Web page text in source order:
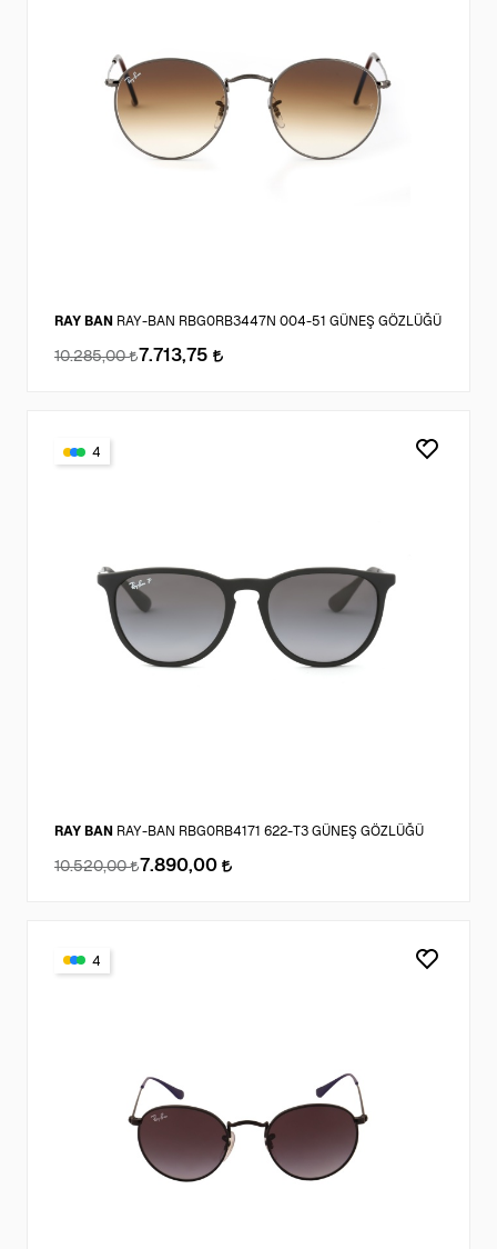
RAY BAN RAY-BAN RBG0RB3447N 004-51 GÜNEŞ GÖZLÜĞÜ
10.285,00 7.713,75
4
RAY BAN RAY-BAN RBG0RB4171 622-T3 GÜNEŞ GÖZLÜĞÜ
10.520,00 7.890,00
4